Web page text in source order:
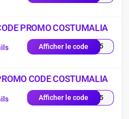
PROMO COSTUMALIA
Afficher le codeTTT5
CODE COSTUMALIA
Afficher le codeRTT5